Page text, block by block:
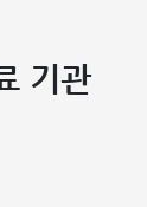
기관